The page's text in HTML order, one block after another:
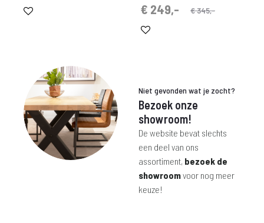
€345,-
Oorspronkelijke
€ 249,-
Huidige
prijs
Niet gevonden wat je zocht?
Bezoek onze
showroom!
De website bevat slechts
een deel van ons
assortiment, bezoek de
showroomvoor nog meer
keuze!